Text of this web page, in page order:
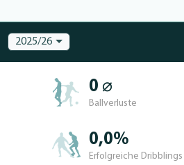
2025/26
0 ⌀
Ballverluste
0,0%
Erfolgreiche Dribblings